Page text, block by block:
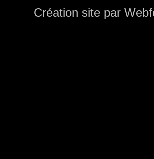
Création site par